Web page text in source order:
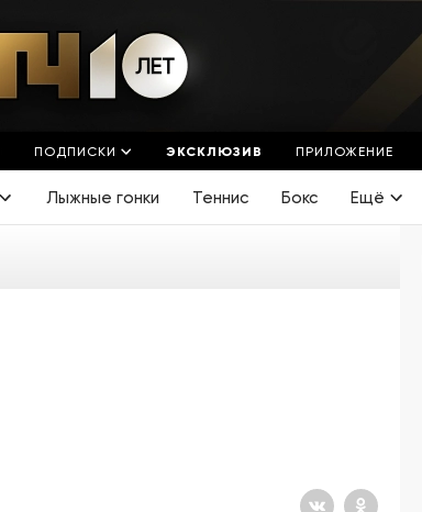
ПОДПИСКИ ЭКСКЛЮЗИВ ПРИЛОЖЕНИЕ
Лыжные гонки Теннис Бокс Ещё